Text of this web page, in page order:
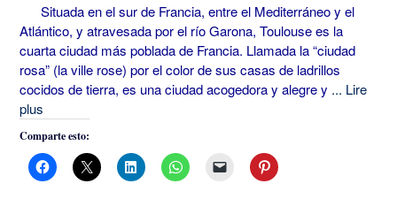
Situada en el sur de Francia, entre el Mediterráneo y el
Atlántico, y atravesada por el río Garona, Toulouse es la
cuarta ciudad más poblada de Francia. Llamada la “ciudad
rosa” (la ville rose) por el color de sus casas de ladrillos
cocidos de tierra, es una ciudad acogedora y alegre y ... Lire
plus
Comparte esto: